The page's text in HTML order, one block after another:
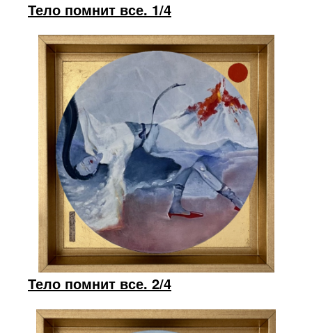
Тело помнит все. 1/4
Тело помнит все. 2/4